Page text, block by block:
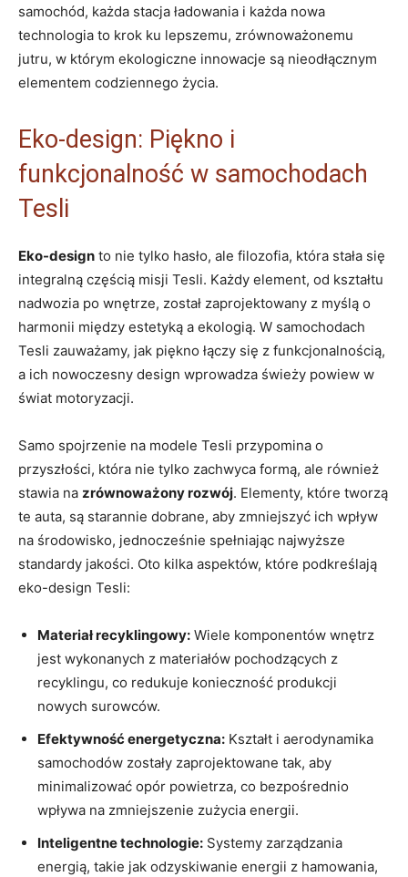
samochód, każda stacja ładowania i każda nowa
technologia to krok ku lepszemu, zrównoważonemu
jutru, w którym ekologiczne innowacje są nieodłącznym
elementem codziennego życia.
Eko-design: Piękno i
funkcjonalność w samochodach
Tesli
Eko-design to nie tylko hasło, ale filozofia, która stała się
integralną częścią misji Tesli. Każdy element, od kształtu
nadwozia po wnętrze, został zaprojektowany z myślą o
harmonii między estetyką a ekologią. W samochodach
Tesli zauważamy, jak piękno łączy się z funkcjonalnością,
a ich nowoczesny design wprowadza świeży powiew w
świat motoryzacji.
Samo spojrzenie na modele Tesli przypomina o
przyszłości, która nie tylko zachwyca formą, ale również
stawia na zrównoważony rozwój. Elementy, które tworzą
te auta, są starannie dobrane, aby zmniejszyć ich wpływ
na środowisko, jednocześnie spełniając najwyższe
standardy jakości. Oto kilka aspektów, które podkreślają
eko-design Tesli:
Materiał recyklingowy: Wiele komponentów wnętrz
jest wykonanych z materiałów pochodzących z
recyklingu, co redukuje konieczność produkcji
nowych surowców.
Efektywność energetyczna: Kształt i aerodynamika
samochodów zostały zaprojektowane tak, aby
minimalizować opór powietrza, co bezpośrednio
wpływa na zmniejszenie zużycia energii.
Inteligentne technologie: Systemy zarządzania
energią, takie jak odzyskiwanie energii z hamowania,